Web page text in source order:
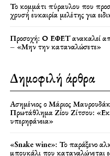
Το κομμάτι πύραυλου που
χρυσή ευκαιρία μελέτης για
Προσοχή: Ο ΕΦΕΤ ανακαλεί
– «Μην την καταναλώσετε»
Δημοφιλή άρθρα
Ασημένιος ο Μάριος
Πρωτάθλημα Ζίου Ζίτσου:
υπερηφάνεια»
«Snake wine»: Το παράξενο
μπουκάλι που καταναλώνεται